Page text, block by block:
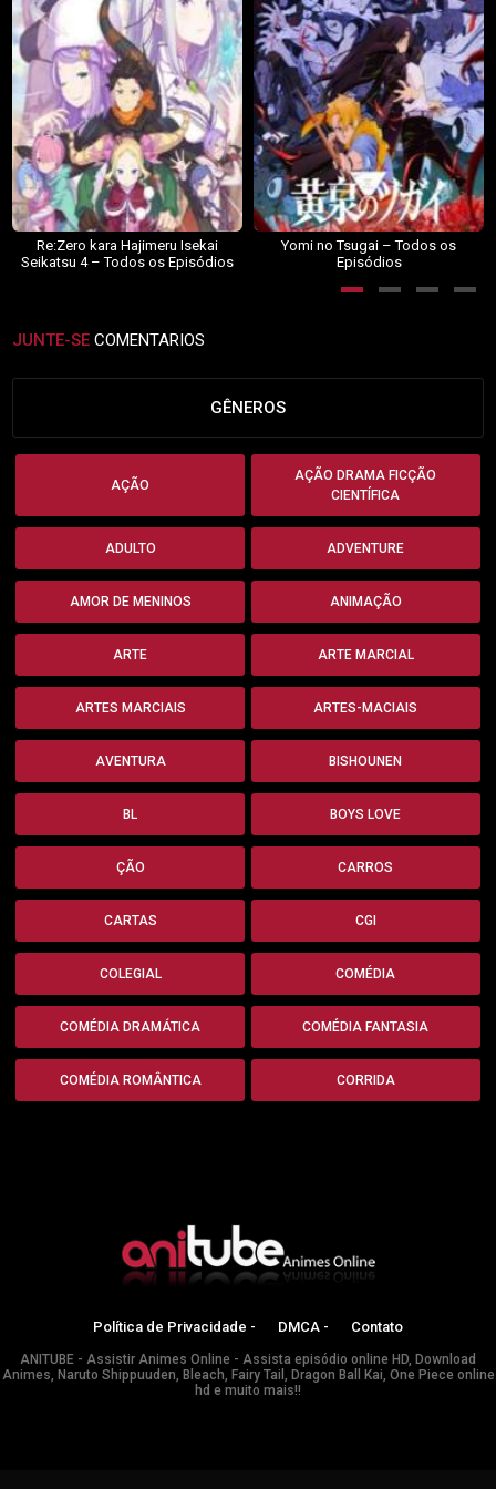
Re:Zero kara Hajimeru Isekai
Seikatsu 4 – Todos os Episódios
Yomi no Tsugai – Todos os
Episódios
JUNTE-SE COMENTARIOS
GÊNEROS
AÇÃO
AÇÃO DRAMA FICÇÃO
CIENTÍFICA
ADULTO ADVENTURE
AMOR DE MENINOS ANIMAÇÃO
ARTE ARTE MARCIAL
ARTES MARCIAIS ARTES-MACIAIS
AVENTURA BISHOUNEN
BL BOYS LOVE
ÇÃO CARROS
CARTAS CGI
COLEGIAL COMÉDIA
COMÉDIA DRAMÁTICA COMÉDIA FANTASIA
COMÉDIA ROMÂNTICA CORRIDA
Política de Privacidade - DMCA - Contato
ANITUBE - Assistir Animes Online - Assista episódio online HD, Download
Animes, Naruto Shippuuden, Bleach, Fairy Tail, Dragon Ball Kai, One Piece online
hd e muito mais!!